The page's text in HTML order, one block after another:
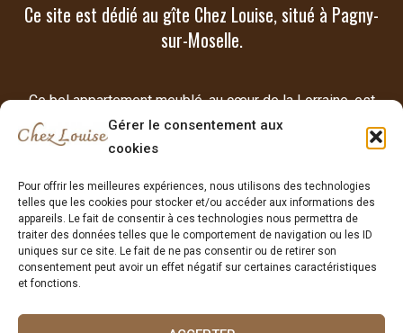
Gérer le consentement aux
cookies
Pour offrir les meilleures expériences, nous utilisons des technologies
telles que les cookies pour stocker et/ou accéder aux informations des
appareils. Le fait de consentir à ces technologies nous permettra de
traiter des données telles que le comportement de navigation ou les ID
uniques sur ce site. Le fait de ne pas consentir ou de retirer son
consentement peut avoir un effet négatif sur certaines caractéristiques
et fonctions.
Ce site est dédié au gîte Chez Louise, situé à Pagny-
sur-Moselle.
Ce bel appartement meublé, au cœur de la Lorraine, est
offert à la location de vacances ou d'affaires de courte
Mentions légales et politique de confidentialité
Conditions Générales de Location saisonnière